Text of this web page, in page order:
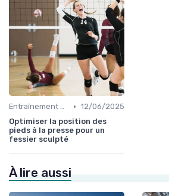
Entraînement et Techniques • 12/06/2025
Optimiser la position des
pieds à la presse pour un
fessier sculpté
À lire aussi